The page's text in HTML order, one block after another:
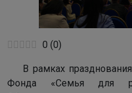
0 (0)
В рамках празднования
Фонда «Семья для